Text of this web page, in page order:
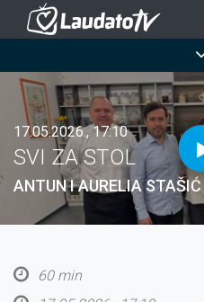
Skoči
sadržaj
17.05.2026., 17:10
SVI ZA STOL
ANTUN I AURELIA STAŠIĆ
60 min